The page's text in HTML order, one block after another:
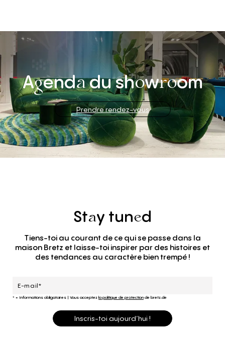
Agenda dushowroom
Prendre rendez-vous
Stay tuned
Tiens-toi au courant de ce qui se passe dans la
maison Bretz et laisse-toi inspirer par des histoires et
des tendances au caractère bien trempé !
* = Informations obligatoires | Vous acceptez la politique de protection de bretz.de
Inscris-toi aujourd’hui !